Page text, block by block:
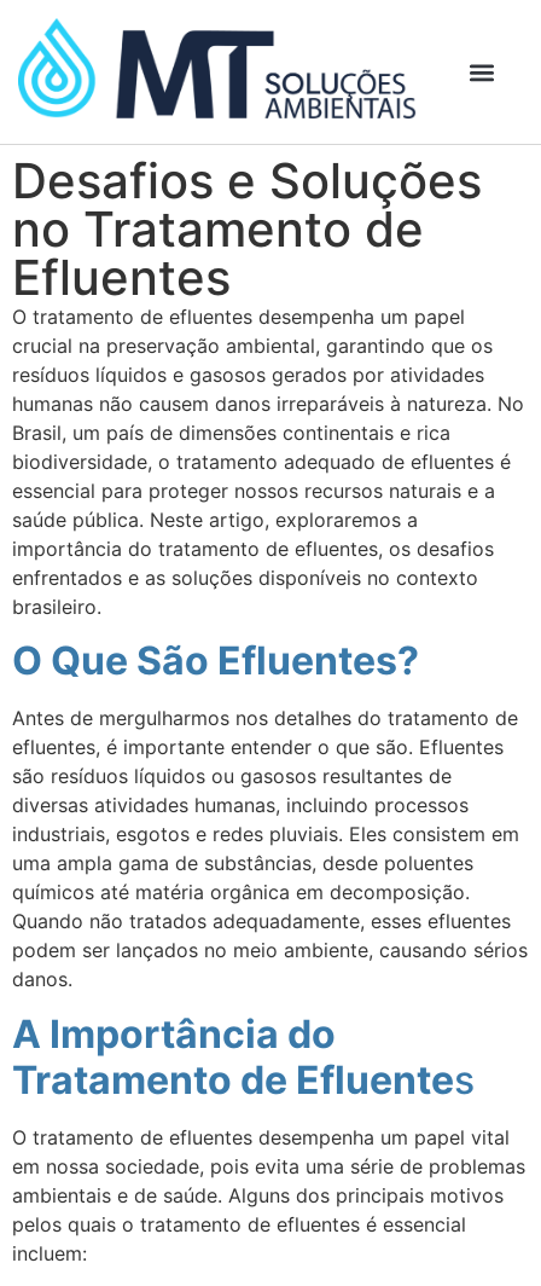
Desafios e Soluções
no Tratamento de
Efluentes
O tratamento de efluentes desempenha um papel
crucial na preservação ambiental, garantindo que os
resíduos líquidos e gasosos gerados por atividades
humanas não causem danos irreparáveis à natureza. No
Brasil, um país de dimensões continentais e rica
biodiversidade, o tratamento adequado de efluentes é
essencial para proteger nossos recursos naturais e a
saúde pública. Neste artigo, exploraremos a
importância do tratamento de efluentes, os desafios
enfrentados e as soluções disponíveis no contexto
brasileiro.
O Que São Efluentes?
Antes de mergulharmos nos detalhes do tratamento de
efluentes, é importante entender o que são. Efluentes
são resíduos líquidos ou gasosos resultantes de
diversas atividades humanas, incluindo processos
industriais, esgotos e redes pluviais. Eles consistem em
uma ampla gama de substâncias, desde poluentes
químicos até matéria orgânica em decomposição.
Quando não tratados adequadamente, esses efluentes
podem ser lançados no meio ambiente, causando sérios
danos.
A Importância do
Tratamento de Efluentes
O tratamento de efluentes desempenha um papel vital
em nossa sociedade, pois evita uma série de problemas
ambientais e de saúde. Alguns dos principais motivos
pelos quais o tratamento de efluentes é essencial
incluem: